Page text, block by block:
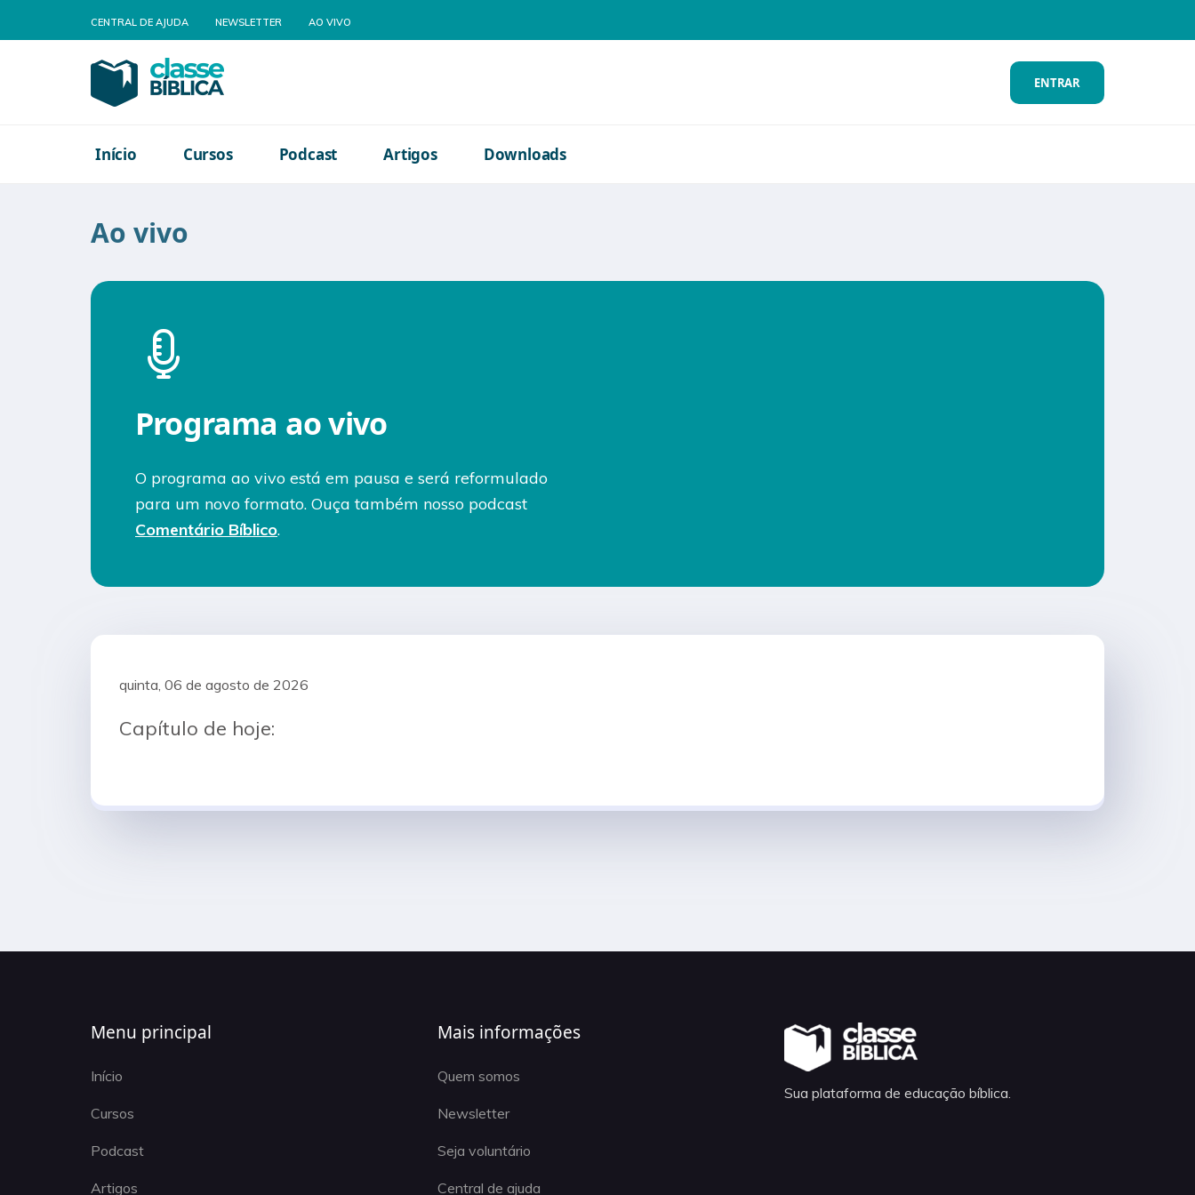
para
CENTRAL DE AJUDA NEWSLETTER AO VIVO
ENTRAR
Início Cursos Podcast Artigos Downloads
Ao vivo
Programa ao vivo
O programa ao vivo está em pausa e será reformulado
para um novo formato. Ouça também nosso podcast
Comentário Bíblico.
quinta, 06 de agosto de 2026
Capítulo de hoje:
Menu principal
Início
Cursos
Podcast
Artigos
Mais informações
Quem somos
Newsletter
Seja voluntário
Central de ajuda
Sua plataforma de educação bíblica.